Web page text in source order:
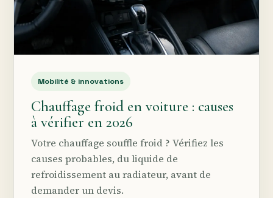
Mobilité & innovations
Chauffage froid en voiture : causes
à vérifier en 2026
Votre chauffage souffle froid ? Vérifiez les
causes probables, du liquide de
refroidissement au radiateur, avant de
demander un devis.